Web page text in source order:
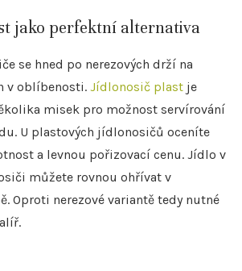
jako perfektní alternativa
se hned po nerezových drží na
v oblíbenosti. Jídlonosič plast je
misek pro možnost servírování
U plastových jídlonosičů oceníte
a levnou pořizovací cenu. Jídlo v
můžete rovnou ohřívat v
Oproti nerezové variantě tedy nutné